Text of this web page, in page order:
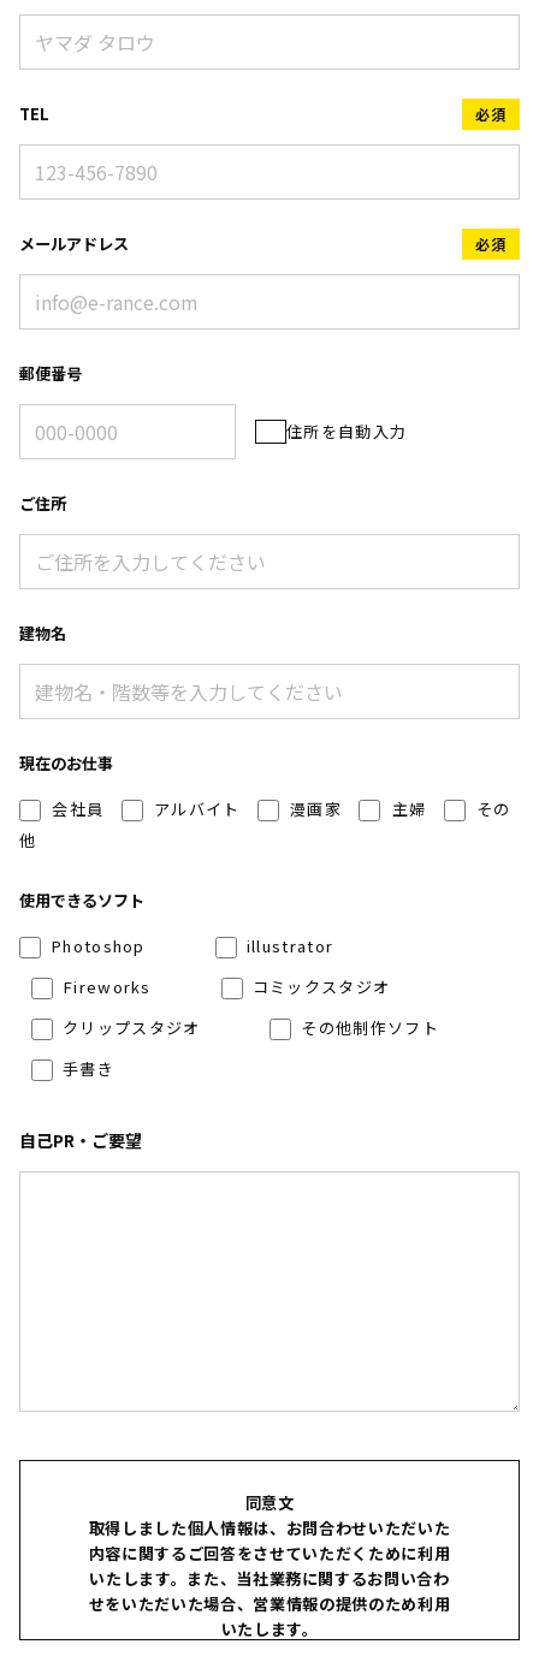
TEL 必須
メールアドレス 必須
郵便番号
住所を自動入力
ご住所
建物名
現在のお仕事
会社員
アルバイト 漫画家 主婦
その
他
使用できるソフト
Photoshop
illustrator
Fireworks
コミックスタジオ
クリップスタジオ
その他制作ソフト
手書き
自己PR・ご要望
同意文
取得しました個人情報は、お問合わせいただいた
内容に関するご回答をさせていただくために利用
いたします。また、当社業務に関するお問い合わ
せをいただいた場合、営業情報の提供のため利用
いたします。